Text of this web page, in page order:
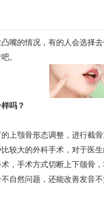
的情况，有的人会选择去
。
吗？
颚骨形态调整，进行截骨
较大的外科手术，对于医
手术方式切断上下颌骨，
自然问题，还能改善发音